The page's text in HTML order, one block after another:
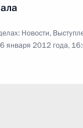
Новости,
января 2012 года,